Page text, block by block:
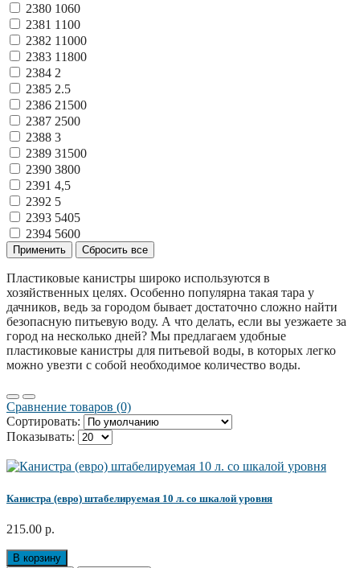
2380 1060
2381 1100
2382 11000
2383 11800
2384 2
2385 2.5
2386 21500
2387 2500
2388 3
2389 31500
2390 3800
2391 4,5
2392 5
2393 5405
2394 5600
Пластиковые канистры широко используются в
хозяйственных целях. Особенно популярна такая тара у
дачников, ведь за городом бывает достаточно сложно найти
безопасную питьевую воду. А что делать, если вы уезжаете за
город на несколько дней? Мы предлагаем удобные
пластиковые канистры для питьевой воды, в которых легко
можно увезти с собой необходимое количество воды.
Сравнение товаров (0)
Сортировать:
Показывать:
Канистра (евро) штабелируемая 10 л. со шкалой уровня
215.00 р.
В корзину